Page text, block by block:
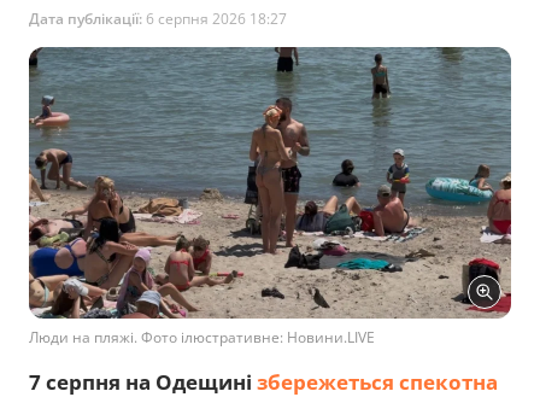
Дата публікації: 6 серпня 2026 18:27
Люди на пляжі. Фото ілюстративне: Новини.LIVE
7 серпня на Одещині збережеться спекотна